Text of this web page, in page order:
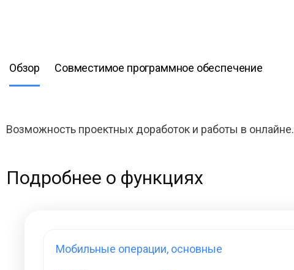
Обзор Совместимое программное обеспечение
Возможность проектных доработок и работы в онлайне.
Подробнее о функциях
Мобильные операции, основные